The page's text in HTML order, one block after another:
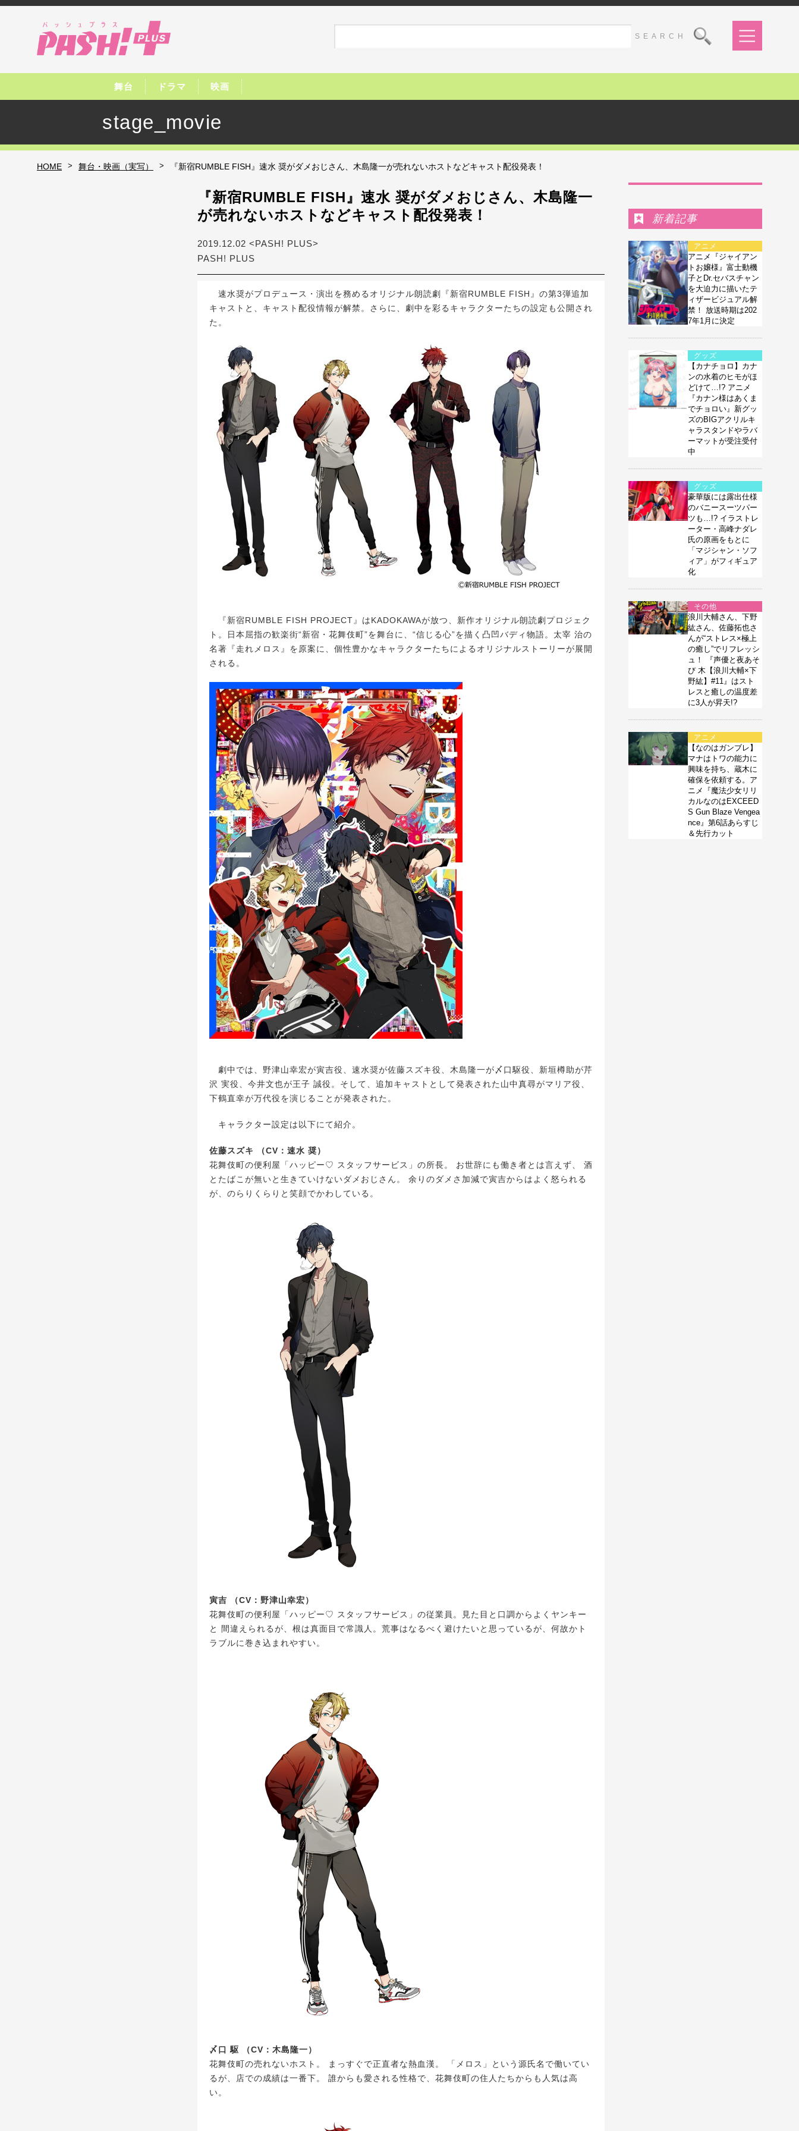
舞台 ドラマ 映画
stage_movie
HOME > 舞台・映画（実写） > 『新宿RUMBLE FISH』速水 奨がダメおじさん、木島隆一が売れないホストなどキャスト配役発表！
『新宿RUMBLE FISH』速水 奨がダメおじさん、木島隆一
が売れないホストなどキャスト配役発表！
2019.12.02 <PASH! PLUS>
PASH! PLUS
速水奨がプロデュース・演出を務めるオリジナル朗読劇『新宿RUMBLE FISH』の第3弾追加
キャストと、キャスト配役情報が解禁。さらに、劇中を彩るキャラクターたちの設定も公開され
た。
『新宿RUMBLE FISH PROJECT』はKADOKAWAが放つ、新作オリジナル朗読劇プロジェク
ト。日本屈指の歓楽街“新宿・花舞伎町”を舞台に、“信じる心”を描く凸凹バディ物語。太宰 治の
名著『走れメロス』を原案に、個性豊かなキャラクターたちによるオリジナルストーリーが展開
される。
劇中では、野津山幸宏が寅吉役、速水奨が佐藤スズキ役、木島隆一が〆口駆役、新垣樽助が芹
沢 実役、今井文也が王子 誠役。そして、追加キャストとして発表された山中真尋がマリア役、
下鶴直幸が万代役を演じることが発表された。
キャラクター設定は以下にて紹介。
佐藤スズキ （CV：速水 奨）
花舞伎町の便利屋「ハッピー♡ スタッフサービス」の所長。 お世辞にも働き者とは言えず、 酒
とたばこが無いと生きていけないダメおじさん。 余りのダメさ加減で寅吉からはよく怒られる
が、のらりくらりと笑顔でかわしている。
寅吉 （CV：野津山幸宏）
花舞伎町の便利屋「ハッピー♡ スタッフサービス」の従業員。見た目と口調からよくヤンキー
と 間違えられるが、根は真面目で常識人。荒事はなるべく避けたいと思っているが、何故かト
ラブルに巻き込まれやすい。
〆口 駆 （CV：木島隆一）
花舞伎町の売れないホスト。 まっすぐで正直者な熱血漢。 「メロス」という源氏名で働いてい
るが、店での成績は一番下。 誰からも愛される性格で、花舞伎町の住人たちからも人気は高
い。
新着記事
アニメ
アニメ『ジャイアン
トお嬢様』富士動機
子とDr.セバスチャン
を大迫力に描いたテ
ィザービジュアル解
禁！ 放送時期は202
7年1月に決定
グッズ
【カナチョロ】カナ
ンの水着のヒモがほ
どけて…!? アニメ
『カナン様はあくま
でチョロい』新グッ
ズのBIGアクリルキ
ャラスタンドやラバ
ーマットが受注受付
中
グッズ
豪華版には露出仕様
のバニースーツパー
ツも…!? イラストレ
ーター・高峰ナダレ
氏の原画をもとに
「マジシャン・ソフ
ィア」がフィギュア
化
その他
浪川大輔さん、下野
紘さん、佐藤拓也さ
んが“ストレス×極上
の癒し”でリフレッシ
ュ！ 『声優と夜あそ
び 木【浪川大輔×下
野紘】#11』はスト
レスと癒しの温度差
に3人が昇天!?
アニメ
【なのはガンブレ】
マナはトワの能力に
興味を持ち、蔵木に
確保を依頼する。ア
ニメ『魔法少女リリ
カルなのはEXCEED
S Gun Blaze Vengea
nce』第6話あらすじ
＆先行カット